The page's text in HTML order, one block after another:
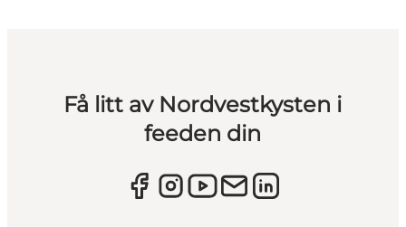
Få litt av Nordvestkysten i
feeden din